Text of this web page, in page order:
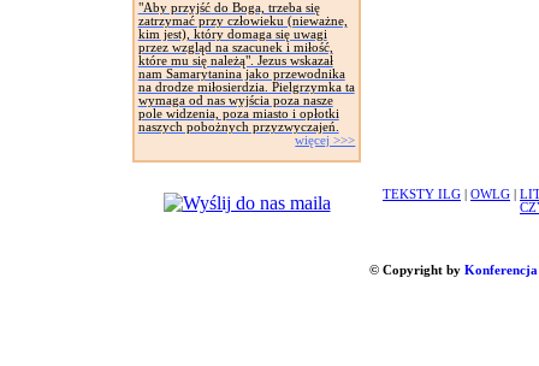
"Aby przyjść do Boga, trzeba się
zatrzymać przy człowieku (nieważne,
kim jest), który domaga się uwagi
przez wzgląd na szacunek i miłość,
które mu się należą". Jezus wskazał
nam Samarytanina jako przewodnika
na drodze miłosierdzia. Pielgrzymka ta
wymaga od nas wyjścia poza nasze
pole widzenia, poza miasto i opłotki
naszych pobożnych przyzwyczajeń.
więcej >>>
TEKSTY ILG OWLG
© Copyright by Konferencja